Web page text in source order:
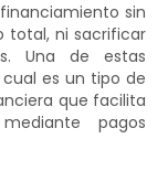
sin
total, ni sacrificar
Una de estas
es un tipo de
que facilita
pagos